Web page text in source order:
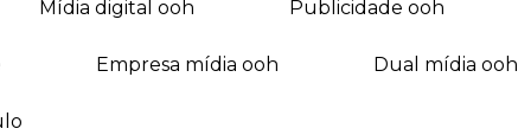
mídia digital ooh publicidade ooh
empresa mídia ooh dual mídia ooh